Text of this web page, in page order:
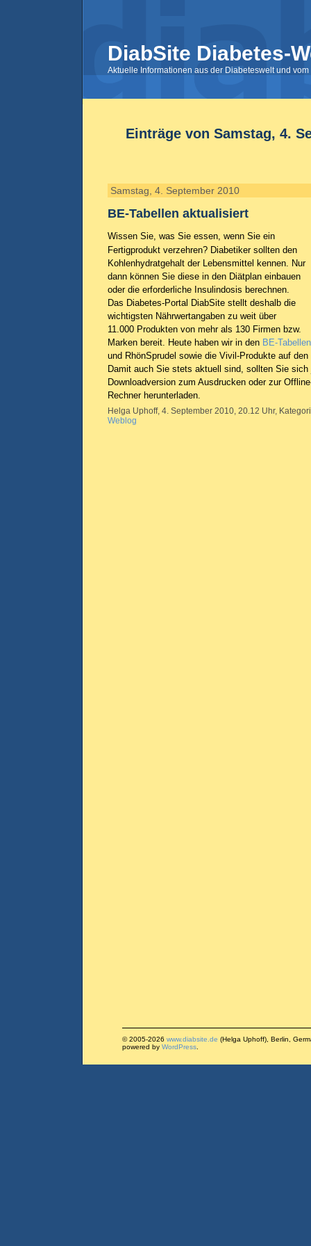
DiabSite Diabetes-
Aktuelle Informationen aus der Diabeteswelt und
Einträge von Samstag, 4.
Samstag, 4. September 2010
BE-Tabellen aktualisiert
Wissen Sie, was Sie essen, wenn Sie ein
Fertigprodukt verzehren? Diabetiker sollten den
Kohlenhydratgehalt der Lebensmittel kennen. Nur
dann können Sie diese in den Diätplan einbauen
oder die erforderliche Insulindosis berechnen.
Das Diabetes-Portal DiabSite stellt deshalb die
wichtigsten Nährwertangaben zu weit über
11.000 Produkten von mehr als 130 Firmen bzw.
Marken bereit. Heute haben wir in den BE-Tabellen
und RhönSprudel sowie die Vivil-Produkte auf
Damit auch Sie stets aktuell sind, sollten Sie sich
Downloadversion zum Ausdrucken oder zur
Rechner herunterladen.
Helga Uphoff, 4. September 2010, 20.12 Uhr,
Weblog
© 2005-2026 www.diabsite.de (Helga Uphoff), Berlin,
powered by WordPress.